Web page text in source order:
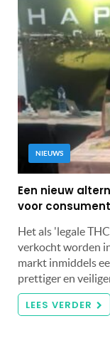
NIEUWS
Een nieuw
voor
Het als 'legale
verkocht worden
markt inmiddels
prettiger en
LEES VERDER